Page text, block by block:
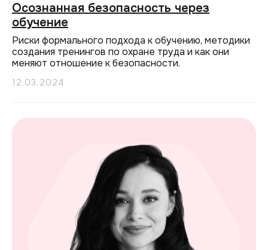
Осознанная безопасность через
обучение
Риски формального подхода к обучению, методики
создания тренингов по охране труда и как они
меняют отношение к безопасности.
12.03.2024